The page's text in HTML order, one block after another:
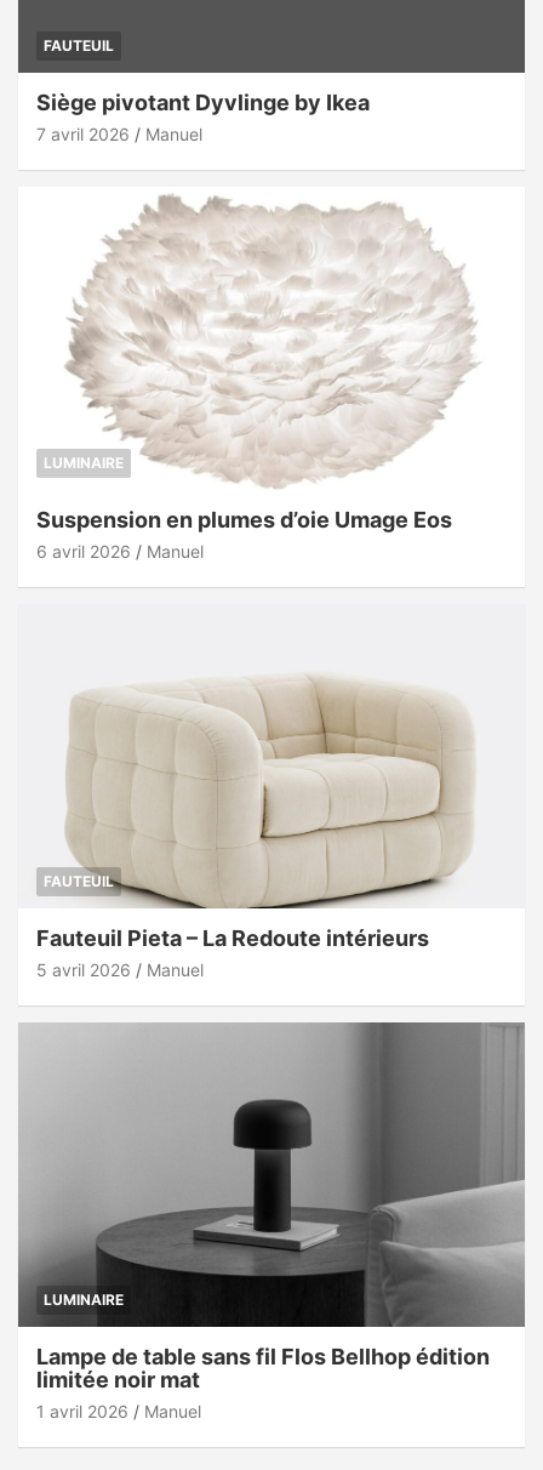
FAUTEUIL
Siège pivotant Dyvlinge by Ikea
7 avril 2026 Manuel
LUMINAIRE
Suspension en plumes d’oie Umage Eos
6 avril 2026 Manuel
FAUTEUIL
Fauteuil Pieta – La Redoute intérieurs
5 avril 2026 Manuel
LUMINAIRE
Lampe de table sans fil Flos Bellhop édition
limitée noir mat
1 avril 2026 Manuel